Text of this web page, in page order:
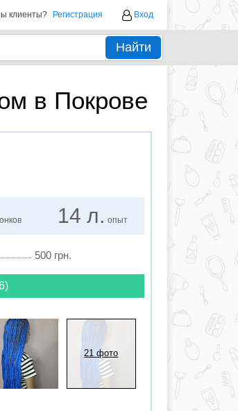
клиенты? Регистрация Вход
Найти
в Покрове
14 л. опыт
500 грн.
21 фото